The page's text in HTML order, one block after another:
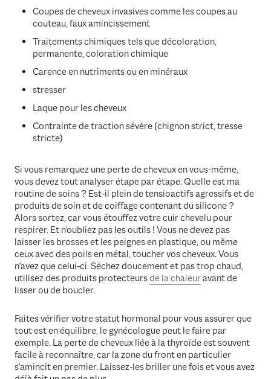
Coupes de cheveux invasives comme les coupes au
couteau, faux amincissement
Traitements chimiques tels que décoloration,
permanente, coloration chimique
Carence en nutriments ou en minéraux
stresser
Laque pour les cheveux
Contrainte de traction sévère (chignon strict, tresse
stricte)
Si vous remarquez une perte de cheveux en vous-même,
vous devez tout analyser étape par étape. Quelle est ma
routine de soins ? Est-il plein de tensioactifs agressifs et de
produits de soin et de coiffage contenant du silicone ?
Alors sortez, car vous étouffez votre cuir chevelu pour
respirer. Et n'oubliez pas les outils ! Vous ne devez pas
laisser les brosses et les peignes en plastique, ou même
ceux avec des poils en métal, toucher vos cheveux. Vous
n'avez que celui-ci. Séchez doucement et pas trop chaud,
utilisez des produits protecteursde la chaleuravant de
lisser ou de boucler.
Faites vérifier votre statut hormonal pour vous assurer que
tout est en équilibre, le gynécologue peut le faire par
exemple. La perte de cheveux liée à la thyroïde est souvent
facile à reconnaître, car la zone du front en particulier
s'amincit en premier. Laissez-les briller une fois et vous avez